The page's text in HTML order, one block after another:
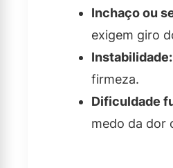
Inchaço ou
exigem giro
Instabilidade:
firmeza.
Dificuldade
medo da dor